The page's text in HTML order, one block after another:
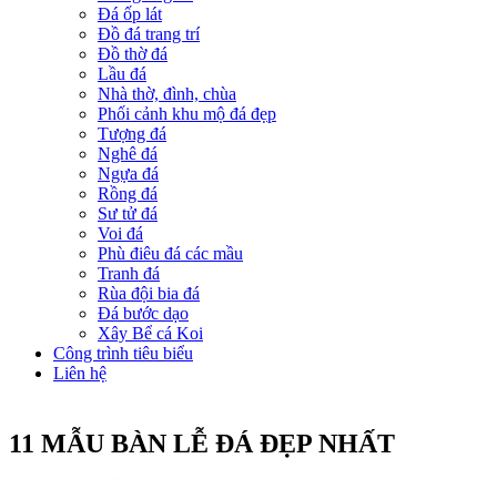
Đá ốp lát
Đồ đá trang trí
Đồ thờ đá
Lầu đá
Nhà thờ, đình, chùa
Phối cảnh khu mộ đá đẹp
Tượng đá
Nghê đá
Ngựa đá
Rồng đá
Sư tử đá
Voi đá
Phù điêu đá các mầu
Tranh đá
Rùa đội bia đá
Đá bước dạo
Xây Bể cá Koi
Công trình tiêu biểu
Liên hệ
11 MẪU BÀN LỄ ĐÁ ĐẸP NHẤT